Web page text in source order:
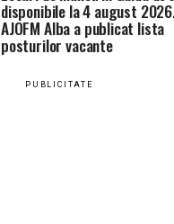
disponibile la 4 august
AJOFM Alba a publicat lista
posturilor vacante
PUBLICITATE